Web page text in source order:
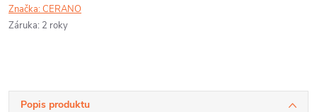
Značka:CERANO
Záruka: 2 roky
Popis produktu